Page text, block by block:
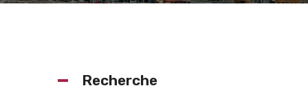
Recherche